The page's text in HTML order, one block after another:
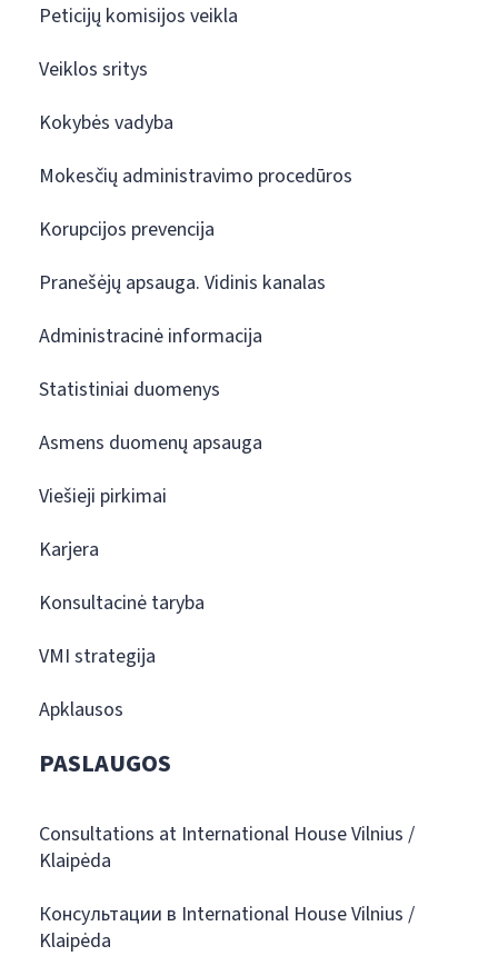
Peticijų komisijos veikla
Veiklos sritys
Kokybės vadyba
Mokesčių administravimo procedūros
Korupcijos prevencija
Pranešėjų apsauga. Vidinis kanalas
Administracinė informacija
Statistiniai duomenys
Asmens duomenų apsauga
Viešieji pirkimai
Karjera
Konsultacinė taryba
VMI strategija
Apklausos
PASLAUGOS
Consultations at International House Vilnius /
Klaipėda
Консультации в International House Vilnius /
Klaipėda